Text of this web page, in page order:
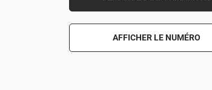
AFFICHER LE NUMÉRO